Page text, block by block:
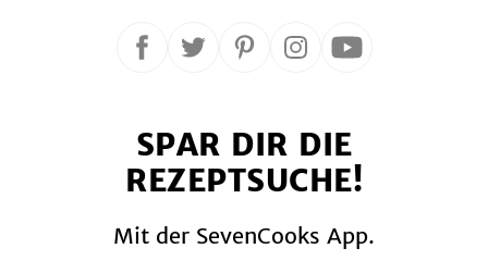
Folge
Facebook
Folge
Twitter
Folge
Pinterest
Folge
Instagram
Folge
YouTube
SPAR DIR DIE
REZEPTSUCHE!
Mit der SevenCooks App.